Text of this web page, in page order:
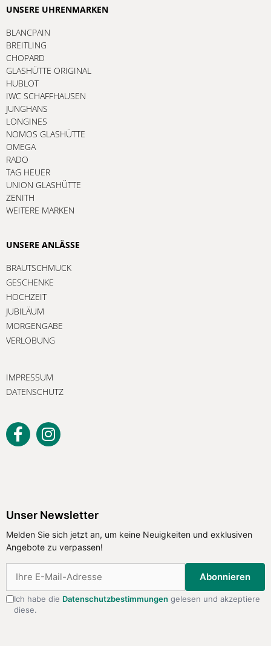
UNSERE UHRENMARKEN
BLANCPAIN
BREITLING
CHOPARD
GLASHÜTTE ORIGINAL
HUBLOT
IWC SCHAFFHAUSEN
JUNGHANS
LONGINES
NOMOS GLASHÜTTE
OMEGA
RADO
TAG HEUER
UNION GLASHÜTTE
ZENITH
WEITERE MARKEN
UNSERE ANLÄSSE
BRAUTSCHMUCK
GESCHENKE
HOCHZEIT
JUBILÄUM
MORGENGABE
VERLOBUNG
IMPRESSUM
DATENSCHUTZ
Unser Newsletter
Melden Sie sich jetzt an, um keine Neuigkeiten und exklusiven
Angebote zu verpassen!
Abonnieren
Ich habe die Datenschutzbestimmungen gelesen und akzeptiere
diese.
zu verpassen!
Abonnieren